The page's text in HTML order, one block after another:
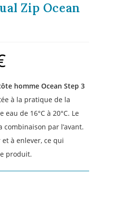
Zip Ocean
homme Ocean Step 3
à la pratique de la
de 16°C à 20°C. Le
par l’avant.
à enlever, ce qui
produit.